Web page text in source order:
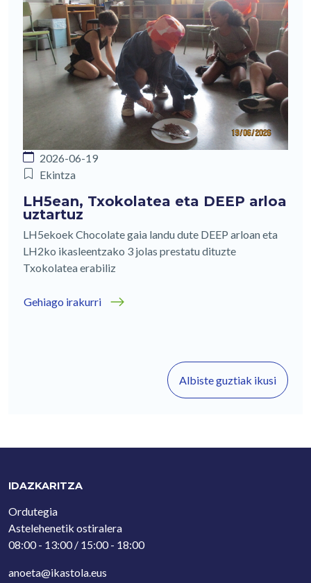
2026-06-19
Ekintza
LH5ean, Txokolatea eta DEEP arloa
uztartuz
LH5ekoek Chocolate gaia landu dute DEEP arloan eta
LH2ko ikasleentzako 3 jolas prestatu dituzte
Txokolatea erabiliz
Gehiago irakurri
Albiste guztiak ikusi
IDAZKARITZA
Ordutegia
Astelehenetik ostiralera
08:00 - 13:00 / 15:00 - 18:00
anoeta@ikastola.eus